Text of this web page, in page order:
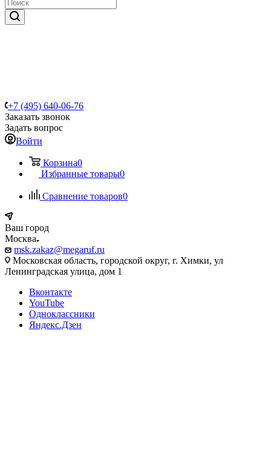
+7 (495) 640-06-76
Заказать звонок
Задать вопрос
Войти
Корзина0
Избранные товары0
Сравнение товаров0
Ваш город
Москва
msk.zakaz@megaruf.ru
Московская область, городской округ, г. Химки, ул
Ленинградская улица, дом 1
Вконтакте
YouTube
Одноклассники
Яндекс.Дзен